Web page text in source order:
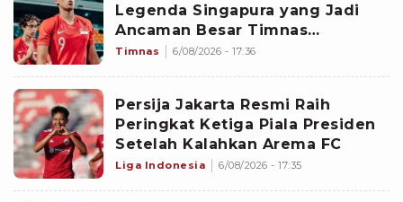
Legenda Singapura yang Jadi
Ancaman Besar Timnas
Indonesia di Piala AFF 2026
Timnas 6/08/2026 - 17:36
Persija Jakarta Resmi Raih
Peringkat Ketiga Piala Presiden
Setelah Kalahkan Arema FC
Liga Indonesia 6/08/2026 - 17:35